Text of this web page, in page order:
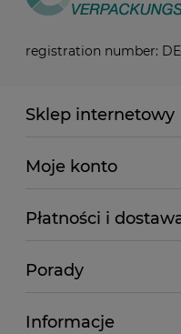
registration number:
Sklep internetowy
Moje konto
Płatności i
Porady
Informacje